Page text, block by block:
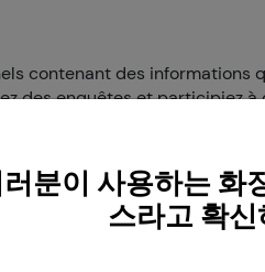
contenant des informations
des enquêtes et participiez à
de votre comportement en
à les garder confidentielles.
en mettant en œuvre les
ligne.
분이 사용하는 화
스라고 확